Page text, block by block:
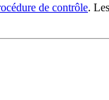
de contrôle.